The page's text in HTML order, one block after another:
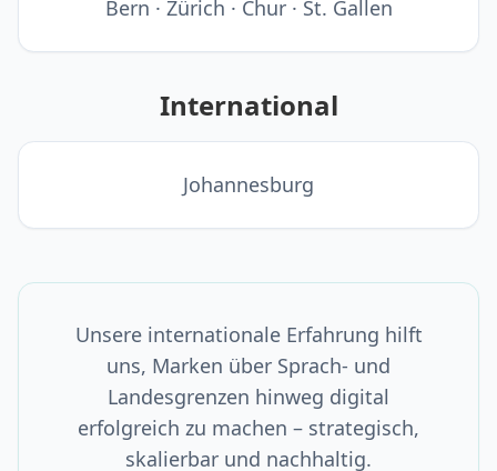
Bern · Zürich · Chur · St. Gallen
International
Johannesburg
Unsere internationale Erfahrung hilft
uns, Marken über Sprach- und
Landesgrenzen hinweg digital
erfolgreich zu machen – strategisch,
skalierbar und nachhaltig.